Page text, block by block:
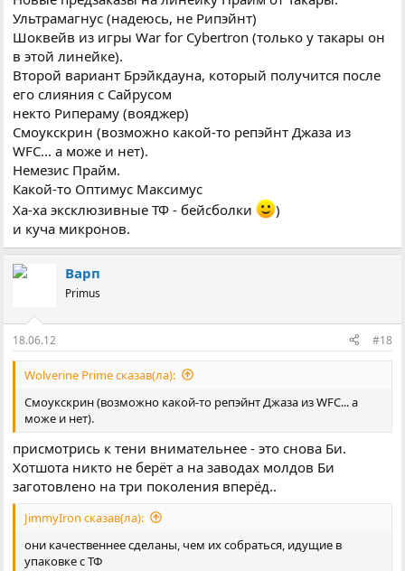
Ультрамагнус (надеюсь, не Рипэйнт)
Шоквейв из игры War for Cybertron (только у такары он
в этой линейке).
Второй вариант Брэйкдауна, который получится после
его слияния с Сайрусом
некто Рипераму (вояджер)
Смоукскрин (возможно какой-то репэйнт Джаза из
WFC... а може и нет).
Немезис Прайм.
Какой-то Оптимус Максимус
Ха-ха эксклюзивные ТФ - бейсболки
)
и куча микронов.
Варп
Primus
18.06.12 #18
Wolverine Prime сказав(ла):
Смоукскрин (возможно какой-то репэйнт Джаза из WFC... а
може и нет).
присмотрись к тени внимательнее - это снова Би.
Хотшота никто не берёт а на заводах молдов Би
заготовлено на три поколения вперёд..
JimmyIron сказав(ла):
они качественнее сделаны, чем их собраться, идущие в
упаковке с ТФ